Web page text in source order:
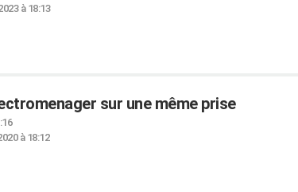
à 18:13
sur une même prise
à 18:12